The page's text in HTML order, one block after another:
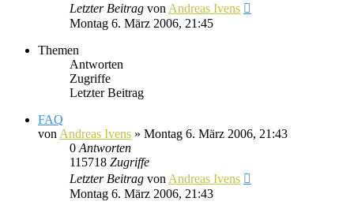
Letzter Beitrag von Andreas Ivens
Montag 6. März 2006, 21:45
Themen
Antworten
Zugriffe
Letzter Beitrag
FAQ
von Andreas Ivens » Montag 6. März 2006, 21:43
0 Antworten
115718 Zugriffe
Letzter Beitrag von Andreas Ivens
Montag 6. März 2006, 21:43